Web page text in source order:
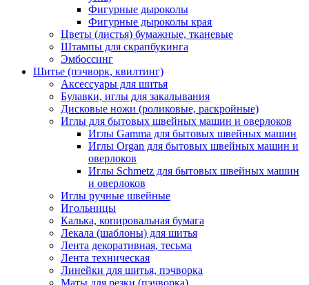
Фигурные дыроколы
Фигурные дыроколы края
Цветы (листья) бумажные, тканевые
Штампы для скрапбукинга
Эмбоссинг
Шитье (пэчворк, квилтинг)
Аксессуары для шитья
Булавки, иглы для закалывания
Дисковые ножи (роликовые, раскройные)
Иглы для бытовых швейных машин и оверлоков
Иглы Gamma для бытовых швейных машин
Иглы Organ для бытовых швейных машин и
оверлоков
Иглы Schmetz для бытовых швейных машин
и оверлоков
Иглы ручные швейные
Игольницы
Калька, копировальная бумага
Лекала (шаблоны) для шитья
Лента декоративная, тесьма
Лента техническая
Линейки для шитья, пэчворка
Маты для резки (пэчворка)